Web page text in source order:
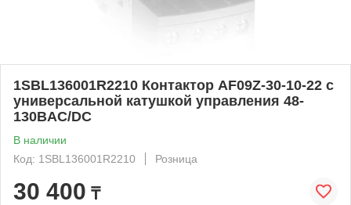
1SBL136001R2210 Контактор AF09Z-30-10-22 с
универсальной катушкой управления 48-
130BAC/DC
В наличии
Код: 1SBL136001R2210
Розница
30 400 ₸